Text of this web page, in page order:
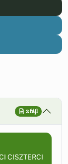
2 fájl
CISZTERCI